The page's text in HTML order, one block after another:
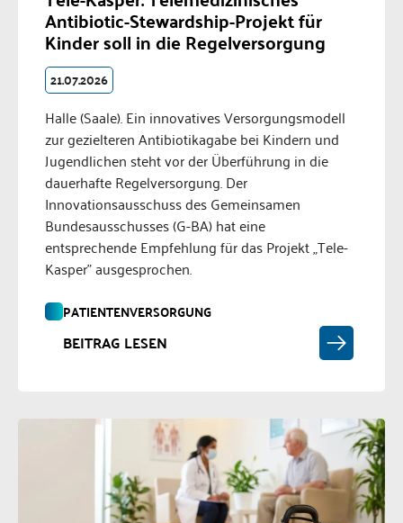
Antibiotic-Stewardship-Projekt für
Kinder soll in die Regelversorgung
21.07.2026
Halle (Saale). Ein innovatives Versorgungsmodell
zur gezielteren Antibiotikagabe bei Kindern und
Jugendlichen steht vor der Überführung in die
dauerhafte Regelversorgung. Der
Innovationsausschuss des Gemeinsamen
Bundesausschusses (G-BA) hat eine
entsprechende Empfehlung für das Projekt „Tele-
Kasper" ausgesprochen.
PATIENTENVERSORGUNG
BEITRAG LESEN